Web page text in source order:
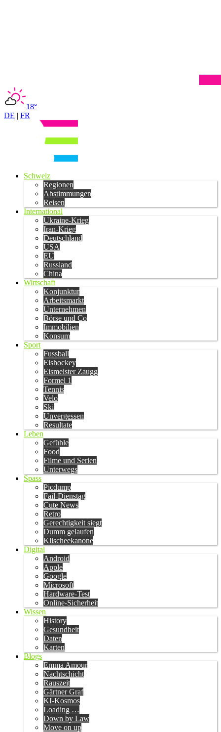
18°
DE | FR
Schweiz
Regionen
Abstimmungen
Reisen
International
Ukraine-Krieg
Iran-Krieg
Deutschland
USA
EU
Russland
China
Wirtschaft
Konjunktur
Arbeitsmarkt
Unternehmen
Börse und Co
Immobilien
Konsum
Sport
Fussball
Eishockey
Eismeister Zaugg
Formel 1
Tennis
Velo
Ski
Unvergessen
Resultate
Leben
Gefühle
Food
Filme und Serien
Unterwegs
Spass
Picdump
Fail-Dienstag
Cute News
Retro
Gerechtigkeit siegt
Dumm gelaufen
Klischeekanone
Digital
Android
Apple
Google
Microsoft
Hardware-Test
Online-Sicherheit
Wissen
History
Gesundheit
Daten
Karten
Blogs
Emma Amour
Nachtschicht
Rauszeit
Gärtner Graf
KI-Kosmos
Loading …
Down by Law
Move on up